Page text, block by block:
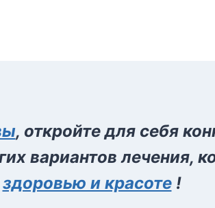
, откройте для себя
вариантов лечения,
здоровью и красоте!